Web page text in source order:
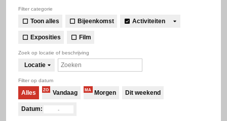
Filter categorie
Toon alles Bijeenkomst Activiteiten
Exposities Film
Zoek op locatie of beschrijving
Locatie
Filter op datum
Alles ZO Vandaag MA Morgen Dit weekend
Datum: